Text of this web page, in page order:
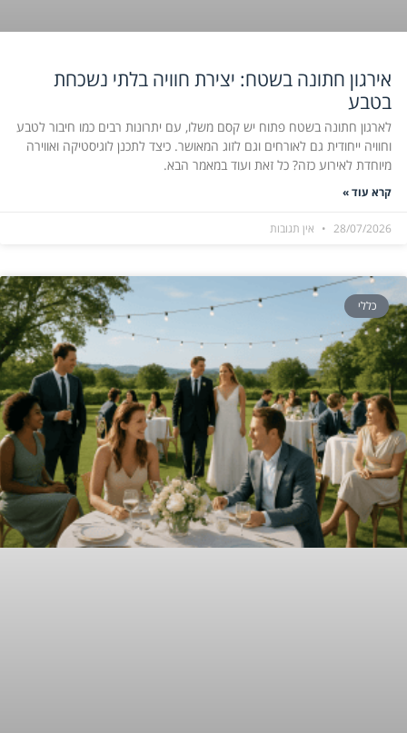
אירגון חתונה בשטח: יצירת חוויה בלתי נשכחת
בטבע
לארגון חתונה בשטח פתוח יש קסם משלו, עם יתרונות רבים כמו חיבור לטבע
וחוויה ייחודית גם לאורחים וגם לזוג המאושר. כיצד לתכנן לוגיסטיקה ואווירה
מיוחדת לאירוע כזה? כל זאת ועוד במאמר הבא.
קרא עוד »
28/07/2026 אין תגובות
כללי